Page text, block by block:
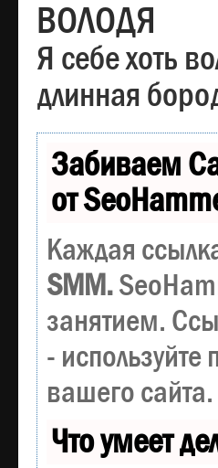
ВОЛОДЯ
Я себе хоть
длинная
Забиваем
от
Каждая
SMM.
занятием.
-
вашего сайта.
Что умеет